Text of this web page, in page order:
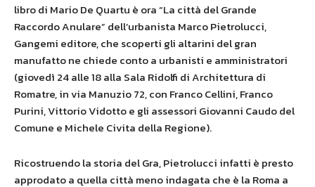
libro di Mario De Quartu è ora “La città del Grande
Raccordo Anulare” dell’urbanista Marco Pietrolucci,
Gangemi editore, che scoperti gli altarini del gran
manufatto ne chiede conto a urbanisti e amministratori
(giovedì 24 alle 18 alla Sala Ridolfi di Architettura di
Romatre, in via Manuzio 72, con Franco Cellini, Franco
Purini, Vittorio Vidotto e gli assessori Giovanni Caudo del
Comune e Michele Civita della Regione).
Ricostruendo la storia del Gra, Pietrolucci infatti è presto
approdato a quella città meno indagata che è la Roma a